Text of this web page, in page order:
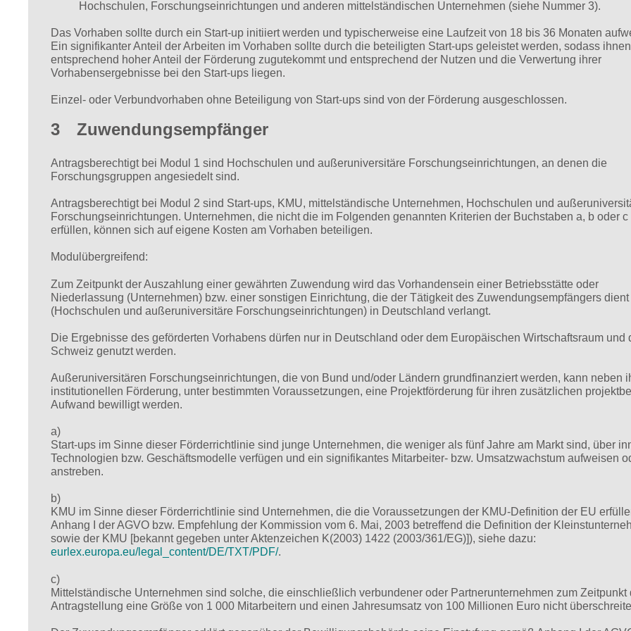
Hochschulen, Forschungseinrichtungen und anderen mittelständischen Unternehmen (siehe Nummer 3).
Das Vorhaben sollte durch ein Start-up initiiert werden und typischerweise eine Laufzeit von 18 bis 36 Monaten
Ein signifikanter Anteil der Arbeiten im Vorhaben sollte durch die beteiligten Start-ups geleistet werden, sodass
entsprechend hoher Anteil der Förderung zugutekommt und entsprechend der Nutzen und die Verwertung ihrer
Vorhabensergebnisse bei den Start-ups liegen.
Einzel- oder Verbundvorhaben ohne Beteiligung von Start-ups sind von der Förderung ausgeschlossen.
3 Zuwendungsempfänger
Antragsberechtigt bei Modul 1 sind Hochschulen und außeruniversitäre Forschungseinrichtungen, an denen die
Forschungsgruppen angesiedelt sind.
Antragsberechtigt bei Modul 2 sind Start-ups, KMU, mittelständische Unternehmen, Hochschulen und
Forschungseinrichtungen. Unternehmen, die nicht die im Folgenden genannten Kriterien der Buchstaben a, b oder c
erfüllen, können sich auf eigene Kosten am Vorhaben beteiligen.
Modulübergreifend:
Zum Zeitpunkt der Auszahlung einer gewährten Zuwendung wird das Vorhandensein einer Betriebsstätte oder
Niederlassung (Unternehmen) bzw. einer sonstigen Einrichtung, die der Tätigkeit des Zuwendungsempfängers dient
(Hochschulen und außeruniversitäre Forschungseinrichtungen) in Deutschland verlangt.
Die Ergebnisse des geförderten Vorhabens dürfen nur in Deutschland oder dem Europäischen Wirtschaftsraum und
Schweiz genutzt werden.
Außeruniversitären Forschungseinrichtungen, die von Bund und/oder Ländern grundfinanziert werden, kann neben
institutionellen Förderung, unter bestimmten Voraussetzungen, eine Projektförderung für ihren zusätzlichen
Aufwand bewilligt werden.
a)
Start-ups im Sinne dieser Förderrichtlinie sind junge Unternehmen, die weniger als fünf Jahre am Markt sind, über
Technologien bzw. Geschäftsmodelle verfügen und ein signifikantes Mitarbeiter- bzw. Umsatzwachstum aufweisen
anstreben.
b)
KMU im Sinne dieser Förderrichtlinie sind Unternehmen, die die Voraussetzungen der KMU-Definition der EU
Anhang I der AGVO bzw. Empfehlung der Kommission vom 6. Mai, 2003 betreffend die Definition der
sowie der KMU [bekannt gegeben unter Aktenzeichen K(2003) 1422 (2003/361/EG)]), siehe dazu:
eurlex.europa.eu/legal_content/DE/TXT/PDF/.
c)
Mittelständische Unternehmen sind solche, die einschließlich verbundener oder Partnerunternehmen zum Zeitpunkt
Antragstellung eine Größe von 1 000 Mitarbeitern und einen Jahresumsatz von 100 Millionen Euro nicht